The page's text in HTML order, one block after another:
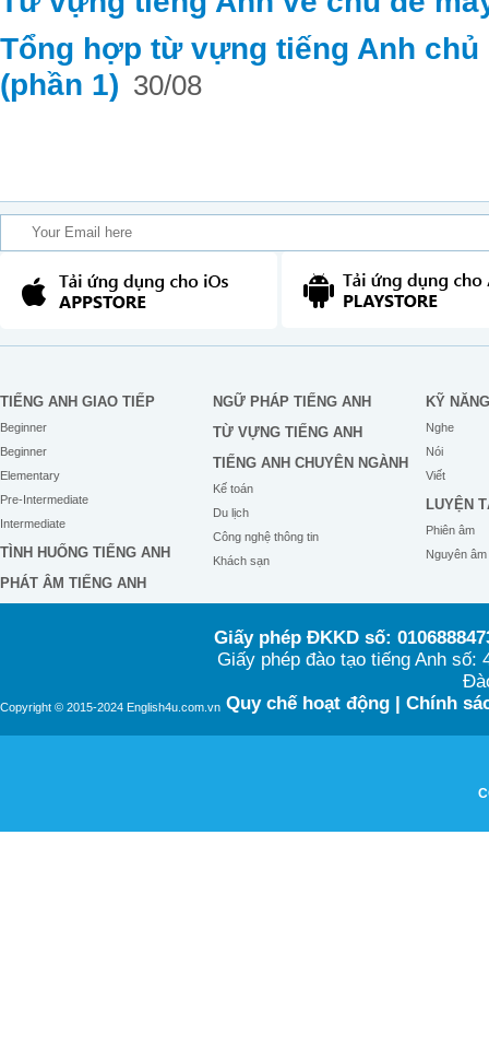
Tổng hợp từ vựng tiếng Anh
(phần 1) 30/08
TIẾNG ANH GIAO TIẾP
Beginner
Beginner
Elementary
Pre-Intermediate
Intermediate
TÌNH HUỐNG TIẾNG ANH
PHÁT ÂM TIẾNG ANH
NGỮ PHÁP TIẾNG ANH
TỪ VỰNG TIẾNG ANH
TIẾNG ANH CHUYÊN NGÀNH
Kế toán
Du lịch
Công nghệ thông tin
Khách sạn
KỸ NĂNG
Nghe
Nói
Viết
LUYỆN
Phiên âm
Nguyên âm
Copyright © 2015-2024 English4u.com.vn
Giấy phép ĐKKD số:
Giấy phép đào tạo tiếng Anh
Quy chế hoạt động| Chính